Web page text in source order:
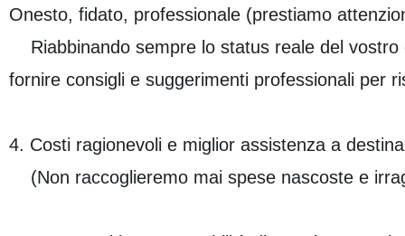
Onesto, fidato, professionale (prestiamo
Riabbinando sempre lo status reale del
fornire consigli e suggerimenti professionali per
4. Costi ragionevoli e miglior assistenza a
(Non raccoglieremo mai spese nascoste e